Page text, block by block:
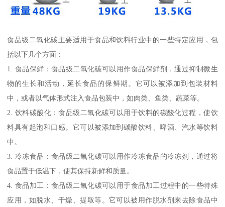
食品级二氧化碳主要适用于食品和饮料行业中的一些特定应用，包
括以下几个方面：
1. 食品保鲜：食品级二氧化碳可以用作食品保鲜剂，通过抑制微生
物的生长和活动，延长食品的保鲜期。它可以被添加到包装材料
中，或者以气体形式注入食品包装中，如肉类、鱼类、蔬菜等。
2. 饮料碳酸化：食品级二氧化碳可以用于饮料的碳酸化过程，使饮
料具有起泡和口感。它可以被添加到碳酸饮料、啤酒、汽水等饮料
中。
3. 冷冻食品：食品级二氧化碳可以用作冷冻食品的冷冻剂，通过将
食品置于低温下，使其保持新鲜和质量。
4. 食品加工：食品级二氧化碳可以用于食品加工过程中的一些特殊
应用，如脱水、干燥、提取等。它可以被用作脱水剂来去除食品中